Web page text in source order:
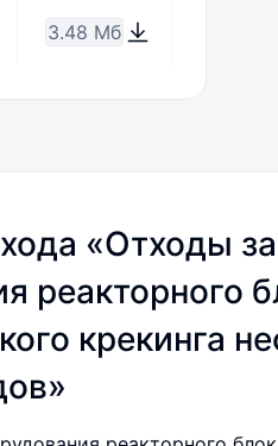
3.48 Мб
«Отходы
реакторного
крекинга